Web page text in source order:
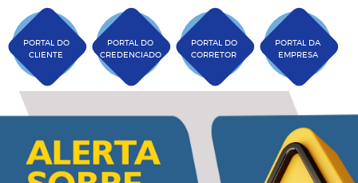
PORTAL DO
CLIENTE
PORTAL DO
CREDENCIADO
PORTAL DO
CORRETOR
PORTAL DA
EMPRESA
Plano Santa Casa